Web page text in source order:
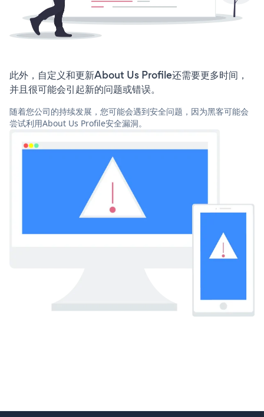
此外，自定义和更新About Us Profile还需要更多时间，
并且很可能会引起新的问题或错误。
随着您公司的持续发展，您可能会遇到安全问题，因为黑客可能会
尝试利用About Us Profile安全漏洞。